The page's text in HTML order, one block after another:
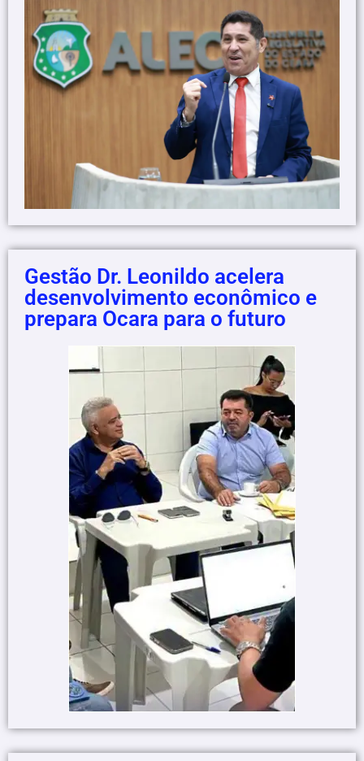
Gestão Dr. Leonildo acelera
desenvolvimento econômico e
prepara Ocara para o futuro